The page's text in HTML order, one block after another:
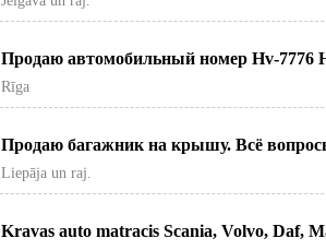
Продаю автомобильный номер Hv-7776
дого
Rīga
Продаю багажник на крышу. Всё
Liepāja un raj.
Kravas auto matracis Scania, Volvo, Daf,